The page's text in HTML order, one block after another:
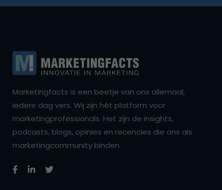
Marketingfacts is een beetje van ons allemaal,
iedere dag vers. Wij zijn hét platform voor
marketingprofessionals. Het zijn de insights,
podcasts, blogs, opinies en recencies die ons als
marketingcommunity binden.